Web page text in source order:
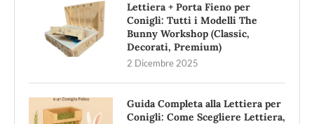
Lettiera + Porta Fieno per
Conigli: Tutti i Modelli The
Bunny Workshop (Classic,
Decorati, Premium)
2 Dicembre 2025
Guida Completa alla Lettiera per
Conigli: Come Scegliere Lettiera,